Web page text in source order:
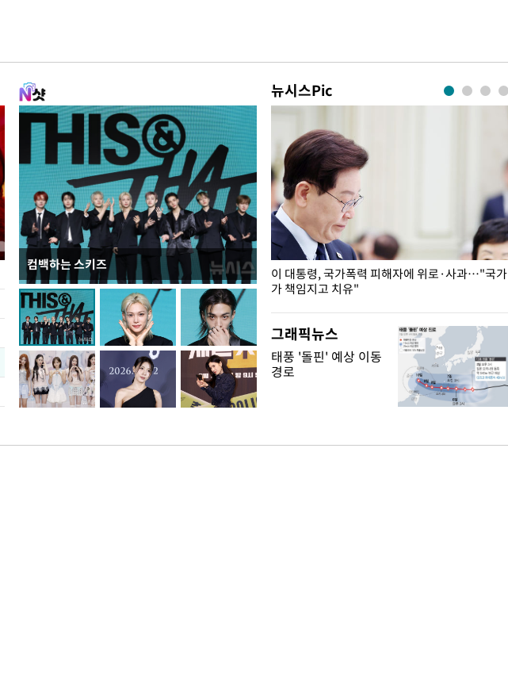
컴백하는 스키즈
뉴시스Pic
지석천 뒤덮은 개구리밥
이 대통령, 국가폭력 피해자에 위로·사과…"국가
가 책임지고 치유"
그래픽뉴스
태풍 '돌핀' 예상 이동
경로